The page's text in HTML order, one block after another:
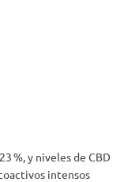
%, y niveles de CBD
intensos